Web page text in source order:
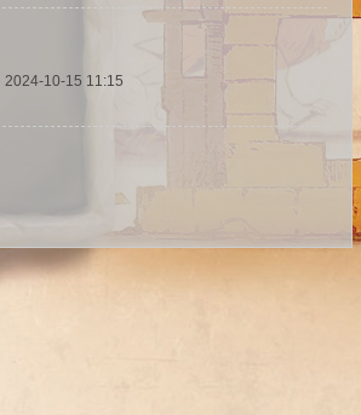
2024-10-15 11:15